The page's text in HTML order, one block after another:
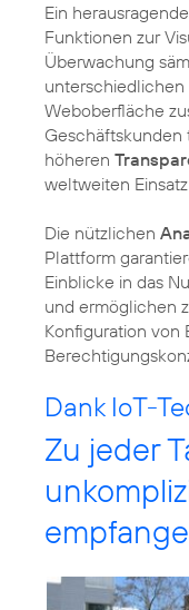
Ein
Funktionen zur
Überwachung
Weboberfläche
Geschäftskunden
höheren
weltweiten
Die nützlichen
Plattform
Einblicke in das
und ermöglichen
Konfiguration von
Dank IoT-
Zu jeder